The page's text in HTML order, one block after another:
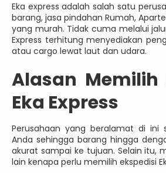
Eka express adalah salah satu
barang, jasa pindahan Rumah,
yang murah. Tidak cuma melalui
Express terhitung menyediakan
atau cargo lewat laut dan udara.
Alasan Memilih
Eka Express
Perusahaan yang beralamat di ini
Anda sehingga barang hingga
akurat sampai ke tujuan. Selain itu,
lain kenapa perlu memilih ekspedisi